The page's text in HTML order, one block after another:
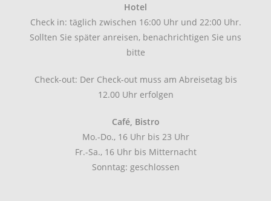
Hotel
Check in: täglich zwischen 16:00 Uhr und 22:00 Uhr.
Sollten Sie später anreisen, benachrichtigen Sie uns
bitte
Check-out: Der Check-out muss am Abreisetag bis
12.00 Uhr erfolgen
Café, Bistro
Mo.-Do., 16 Uhr bis 23 Uhr
Fr.-Sa., 16 Uhr bis Mitternacht
Sonntag: geschlossen